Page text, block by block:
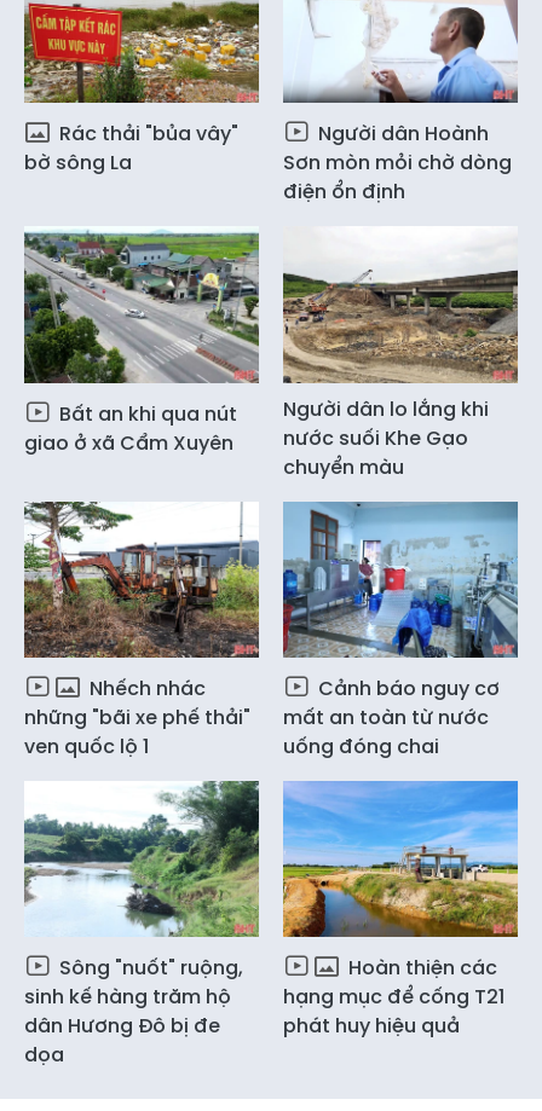
Rác thải "bủa vây"
bờ sông La
Người dân Hoành
Sơn mòn mỏi chờ dòng
điện ổn định
Bất an khi qua nút
giao ở xã Cẩm Xuyên
Người dân lo lắng khi
nước suối Khe Gạo
chuyển màu
Nhếch nhác
những "bãi xe phế thải"
ven quốc lộ 1
Cảnh báo nguy cơ
mất an toàn từ nước
uống đóng chai
Sông "nuốt" ruộng,
sinh kế hàng trăm hộ
dân Hương Đô bị đe
dọa
Hoàn thiện các
hạng mục để cống T21
phát huy hiệu quả